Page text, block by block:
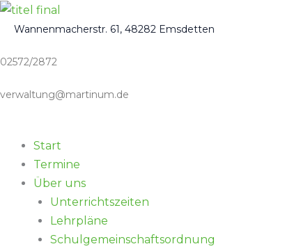
Zum
Inhalt
Wannenmacherstr. 61, 48282 Emsdetten
02572/2872
verwaltung@martinum.de
Start
Termine
Über uns
Unterrichtszeiten
Lehrpläne
Schulgemeinschaftsordnung